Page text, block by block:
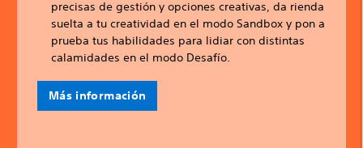
precisas de gestión y opciones creativas, da rienda
suelta a tu creatividad en el modo Sandbox y pon a
prueba tus habilidades para lidiar con distintas
calamidades en el modo Desafío.
Más información